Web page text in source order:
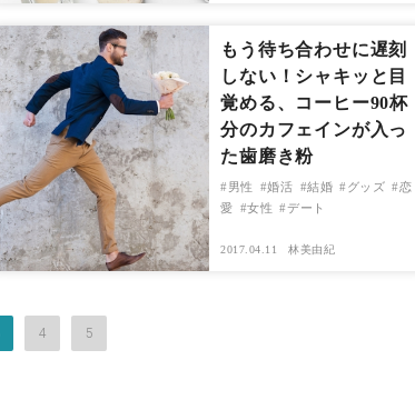
もう待ち合わせに遅刻
しない！シャキッと目
覚める、コーヒー90杯
分のカフェインが入っ
た歯磨き粉
男性 婚活 結婚 グッズ
恋
愛
女性 デート
2017.04.11 林美由紀
4 5